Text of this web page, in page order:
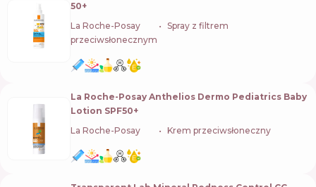
50+
La Roche-Posay
Spray z filtrem
przeciwsłonecznym
La Roche-Posay Anthelios Dermo Pediatrics Baby
Lotion SPF50+
La Roche-Posay
Krem przeciwsłoneczny